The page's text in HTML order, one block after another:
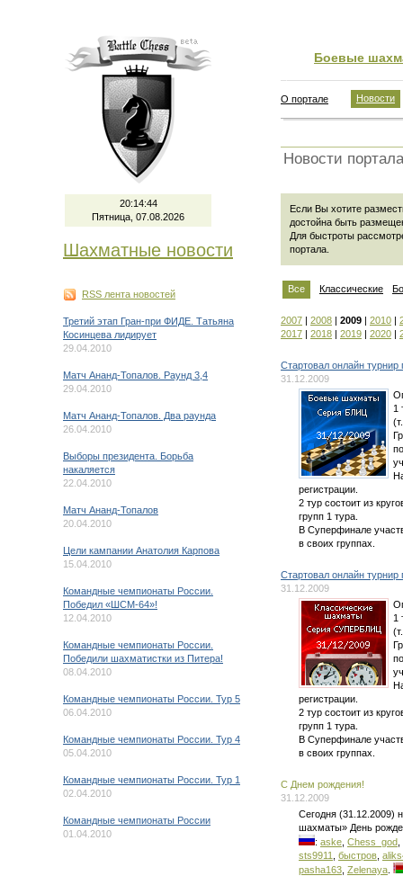
20:14:44
Пятница, 07.08.2026
Шахматные новости
RSS лента новостей
Третий этап Гран-при ФИДЕ. Татьяна
Косинцева лидирует
29.04.2010
Матч Ананд-Топалов. Раунд 3,4
29.04.2010
Матч Ананд-Топалов. Два раунда
26.04.2010
Выборы президента. Борьба
накаляется
22.04.2010
Матч Ананд-Топалов
20.04.2010
Цели кампании Анатолия Карпова
15.04.2010
Командные чемпионаты России.
Победил «ШСМ-64»!
12.04.2010
Командные чемпионаты России.
Победили шахматистки из Питера!
08.04.2010
Командные чемпионаты России. Тур 5
06.04.2010
Командные чемпионаты России. Тур 4
05.04.2010
Командные чемпионаты России. Тур 1
02.04.2010
Командные чемпионаты России
01.04.2010
Боевые
О портале Новости
Новости
Если Вы хотите
достойна быть
Для быстроты
портала
Все Классические
2007 | 2008 | 2009 | 2010 |
2017 | 2018 | 2019 | 2020 |
Стартовал онлайн
31.12.2009
1
регистрации.
2 тур состоит из
групп 1 тура.
В Суперфинале
в своих группах.
Стартовал онлайн
31.12.2009
1
регистрации.
2 тур состоит из
групп 1 тура.
В Суперфинале
в своих группах.
C Днем рождения!
31.12.2009
Сегодня (31.12.2009)
шахматы» День
: aske Chess_god
sts9911
быстров
pasha163 Zelenaya